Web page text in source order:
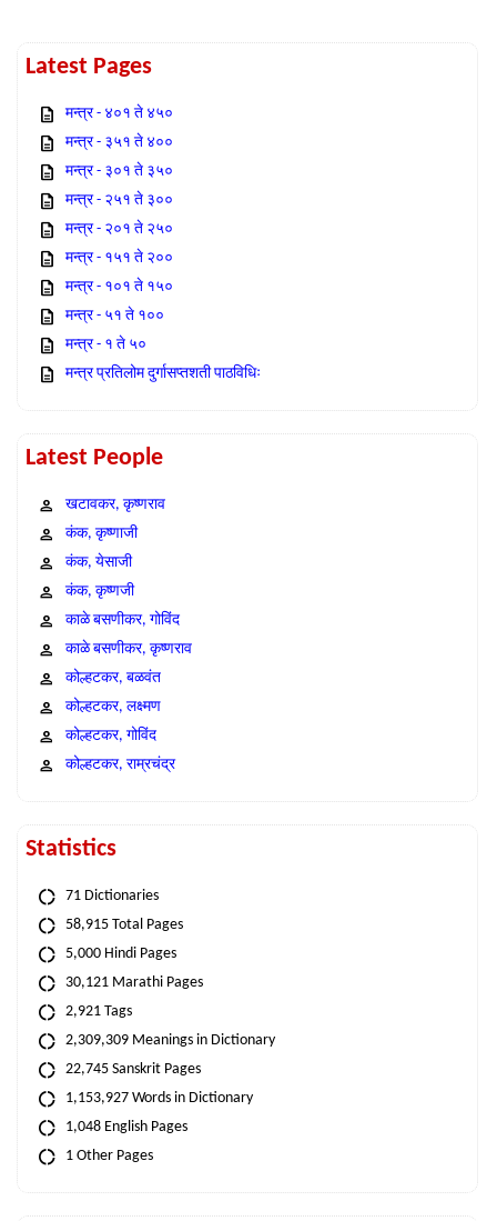
Latest Pages
मन्त्र - ४०१ ते ४५०
मन्त्र - ३५१ ते ४००
मन्त्र - ३०१ ते ३५०
मन्त्र - २५१ ते ३००
मन्त्र - २०१ ते २५०
मन्त्र - १५१ ते २००
मन्त्र - १०१ ते १५०
मन्त्र - ५१ ते १००
मन्त्र - १ ते ५०
मन्त्र प्रतिलोम दुर्गासप्तशती पाठविधिः
Latest People
खटावकर, कृष्णराव
कंक, कृष्णाजी
कंक, येसाजी
कंक, कृष्णजी
काळे बसणीकर, गोविंद
काळे बसणीकर, कृष्णराव
कोल्हटकर, बळवंत
कोल्हटकर, लक्ष्मण
कोल्हटकर, गोविंद
कोल्हटकर, राम्रचंद्र
Statistics
71 Dictionaries
58,915 Total Pages
5,000 Hindi Pages
30,121 Marathi Pages
2,921 Tags
2,309,309 Meanings in Dictionary
22,745 Sanskrit Pages
1,153,927 Words in Dictionary
1,048 English Pages
1 Other Pages